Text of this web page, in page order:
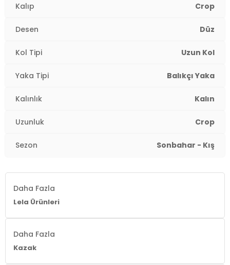
Kalıp Crop
Desen Düz
Kol Tipi Uzun Kol
Yaka Tipi Balıkçı Yaka
Kalınlık Kalın
Uzunluk Crop
Sezon Sonbahar - Kış
Daha Fazla
Lela Ürünleri
Daha Fazla
Kazak